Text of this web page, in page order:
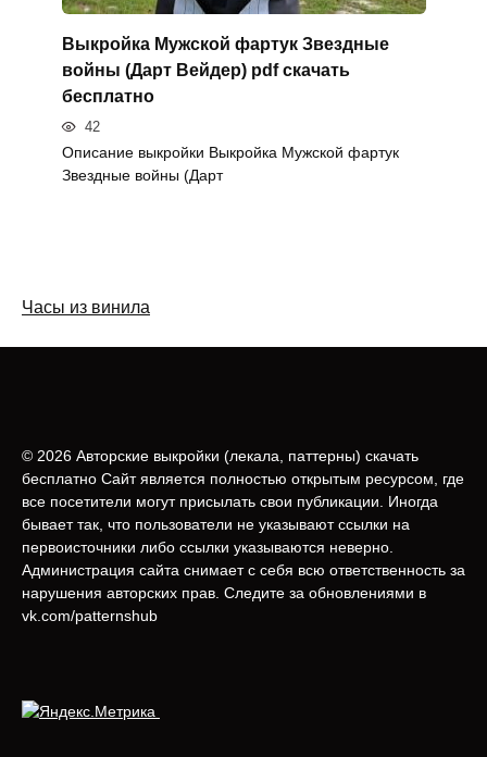
Выкройка Мужской фартук Звездные
войны (Дарт Вейдер) pdf скачать
бесплатно
42
Описание выкройки Выкройка Мужской фартук
Звездные войны (Дарт
Часы из винила
© 2026 Авторские выкройки (лeкала, паттерны) скачать
бесплатно Сайт является полностью открытым ресурсом, где
все посетители могут присылать свои публикации. Иногда
бывает так, что пользователи не указывают ссылки на
первоисточники либо ссылки указываются неверно.
Администрация сайта снимает с себя всю ответственность за
нарушения авторских прав. Следите за обновлениями в
vk.com/patternshub